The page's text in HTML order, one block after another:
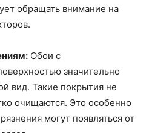
обращать внимание на
Обои с
значительно
вид. Такие покрытия не
очищаются. Это особенно
могут появляться от